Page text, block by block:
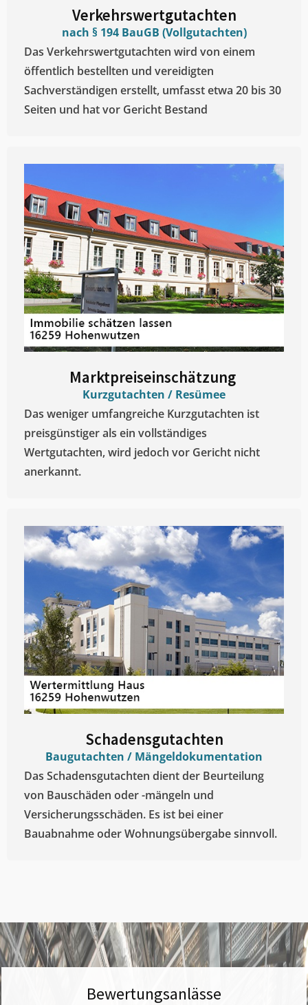
Verkehrswertgutachten
nach § 194 BauGB (Vollgutachten)
Das Verkehrswertgutachten wird von einem
öffentlich bestellten und vereidigten
Sachverständigen erstellt, umfasst etwa 20 bis 30
Seiten und hat vor Gericht Bestand
Marktpreiseinschätzung ​
Kurzgutachten / Resümee
Das weniger umfangreiche Kurzgutachten ist
preisgünstiger als ein vollständiges
Wertgutachten, wird jedoch vor Gericht nicht
anerkannt.
Schadensgutachten
Baugutachten / Mängeldokumentation
Das Schadensgutachten dient der Beurteilung
von Bauschäden oder -mängeln und
Versicherungsschäden. Es ist bei einer
Bauabnahme oder Wohnungsübergabe sinnvoll.
Bewertungsanlässe